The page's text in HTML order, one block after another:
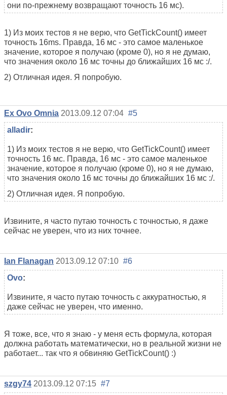
они по-прежнему возвращают точность 16 мс).
1) Из моих тестов я не верю, что GetTickCount() имеет
точность 16ms. Правда, 16 мс - это самое маленькое
значение, которое я получаю (кроме 0), но я не думаю,
что значения около 16 мс точны до ближайших 16 мс :/.
2) Отличная идея. Я попробую.
Ex Ovo Omnia 2013.09.12 07:04 #5
alladir:
1) Из моих тестов я не верю, что GetTickCount() имеет
точность 16 мс. Правда, 16 мс - это самое маленькое
значение, которое я получаю (кроме 0), но я не думаю,
что значения около 16 мс точны до ближайших 16 мс :/.
2) Отличная идея. Я попробую.
Извините, я часто путаю точность с точностью, я даже
сейчас не уверен, что из них точнее.
Ian Flanagan 2013.09.12 07:10 #6
Ovo:
Извините, я часто путаю точность с аккуратностью, я
даже сейчас не уверен, что именно.
Я тоже, все, что я знаю - у меня есть формула, которая
должна работать математически, но в реальной жизни не
работает... так что я обвиняю GetTickCount() :)
szgy74 2013.09.12 07:15 #7